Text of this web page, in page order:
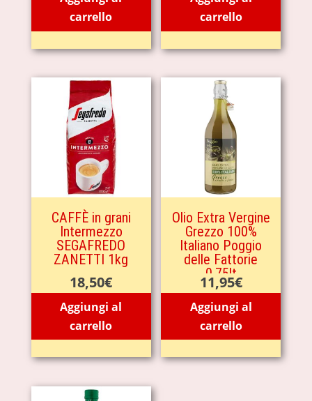
carrello
carrello
CAFFÈ in grani
Intermezzo
SEGAFREDO
ZANETTI 1kg
18,50€
Aggiungi al
carrello
Olio Extra Vergine
Grezzo 100%
Italiano Poggio
delle Fattorie
0.75lt
11,95€
Aggiungi al
carrello